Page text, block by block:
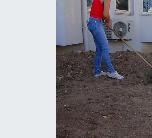
Sağlık & Yaşam
Siyaset